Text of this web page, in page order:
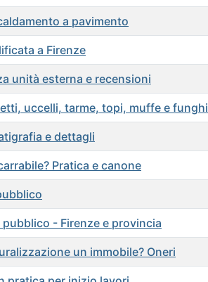
a pavimento
a Firenze
unità esterna e recensioni
uccelli, tarme, topi, muffe e funghi
e dettagli
Pratica e canone
- Firenze e provincia
un immobile? Oneri